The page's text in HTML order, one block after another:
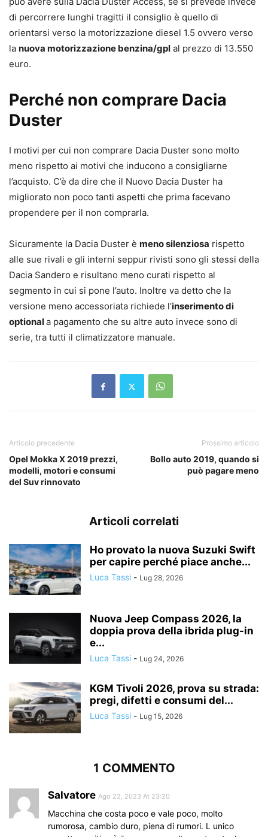
di percorrere lunghi tragitti il consiglio è quello di
orientarsi verso la motorizzazione diesel 1.5 ovvero verso
la nuova motorizzazione benzina/gpl al prezzo di 13.550
euro.
Perché non comprare Dacia
Duster
I motivi per cui non comprare Dacia Duster sono molto
meno rispetto ai motivi che inducono a consigliarne
l’acquisto. C’è da dire che il Nuovo Dacia Duster ha
migliorato non poco tanti aspetti che prima facevano
propendere per il non comprarla.
Sicuramente la Dacia Duster è meno silenziosa rispetto
alle sue rivali e gli interni seppur rivisti sono gli stessi della
Dacia Sandero e risultano meno curati rispetto al
segmento in cui si pone l’auto. Inoltre va detto che la
versione meno accessoriata richiede l’inserimento di
optionala pagamento che su altre auto invece sono di
serie, tra tutti il climatizzatore manuale.
Articolo precedente
Opel Mokka X 2019 prezzi,
modelli, motori e consumi
del Suv rinnovato
Prossimo articolo
Bollo auto 2019, quando si
può pagare meno
Articoli correlati
Ho provato la nuova Suzuki Swift
per capire perché piace anche...
Luca Tassi - Lug 28, 2026
Nuova Jeep Compass 2026, la
doppia prova della ibrida plug-in
e...
Luca Tassi - Lug 24, 2026
KGM Tivoli 2026, prova su strada:
pregi, difetti e consumi del...
Luca Tassi - Lug 15, 2026
1 COMMENTO
Salvatore Ago 22, 2023 At 23:20
Macchina che costa poco e vale poco, molto
rumorosa, cambio duro, piena di rumori. L unico